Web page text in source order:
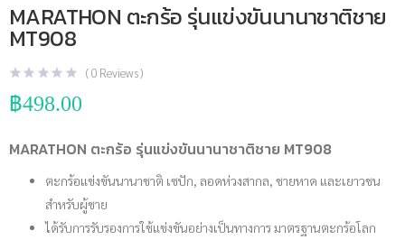
MARATHON ตะกร้อ รุ่นแข่งขันนานาชาติชาย
MT908
(0 Reviews )
฿498.00
MARATHON ตะกร้อ รุ่นแข่งขันนานาชาติชาย MT908
ตะกร้อแข่งขันนานาชาติ เซปัก, ลอดห่วงสากล, ชายหาด และเยาวชน
สำหรับผู้ชาย
ได้รับการรับรองการใช้แข่งขันอย่างเป็นทางการ มาตรฐานตะกร้อโลก